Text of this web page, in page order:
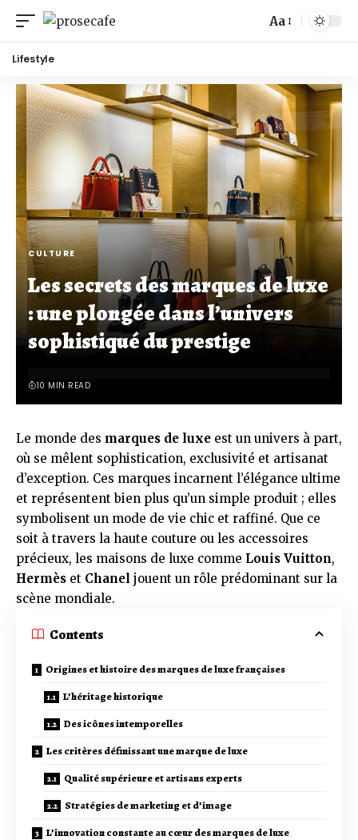
Aa
Lifestyle
CULTURE
Les secrets des marques de luxe
: une plongée dans l’univers
sophistiqué du prestige
10 MIN READ
Le monde des marques de luxe est un univers à part,
où se mêlent sophistication, exclusivité et artisanat
d’exception. Ces marques incarnent l’élégance ultime
et représentent bien plus qu’un simple produit ; elles
symbolisent un mode de vie chic et raffiné. Que ce
soit à travers la haute couture ou les accessoires
précieux, les maisons de luxe comme Louis Vuitton,
Hermès et Chanel jouent un rôle prédominant sur la
scène mondiale.
Contents
Origines et histoire des marques de luxe françaises
L’héritage historique
Des icônes intemporelles
Les critères définissant une marque de luxe
Qualité supérieure et artisans experts
Stratégies de marketing et d’image
L’innovation constante au cœur des marques de luxe